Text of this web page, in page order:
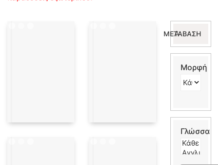
για:
ΜΕΤΆΒΑΣΗ
Μορφή
Γλώσσα